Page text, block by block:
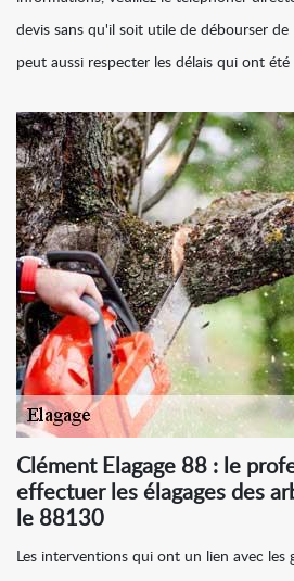
devis sans qu'il soit utile de débourser de
peut aussi respecter les délais qui ont été
Clément Elagage 88 : le
effectuer les élagages des
le 88130
Les interventions qui ont un lien avec les